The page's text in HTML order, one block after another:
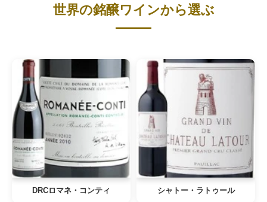
世界の銘醸ワインから選ぶ
DRCロマネ・コンティ シャトー・ラトゥール